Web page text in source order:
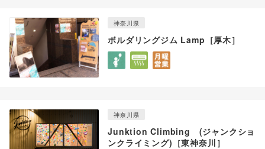
神奈川県
ボルダリングジム Lamp［厚木］
神奈川県
Junktion Climbing (ジャンクショ
ンクライミング)［東神奈川］